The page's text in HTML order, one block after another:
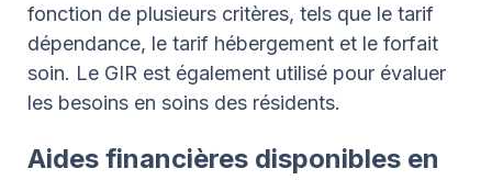
fonction de plusieurs critères, tels que le tarif
dépendance, le tarif hébergement et le forfait
soin. Le GIR est également utilisé pour évaluer
les besoins en soins des résidents.
Aides financières disponibles en